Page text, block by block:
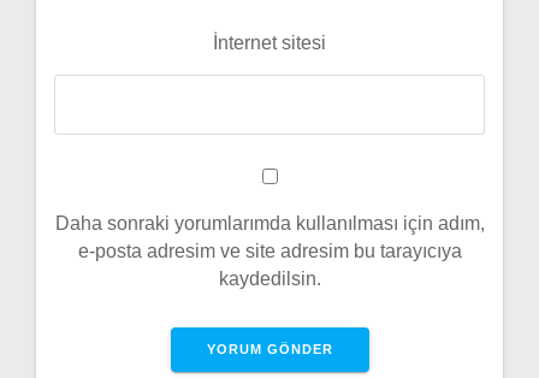
İnternet sitesi
Daha sonraki yorumlarımda kullanılması için adım,
e-posta adresim ve site adresim bu tarayıcıya
kaydedilsin.